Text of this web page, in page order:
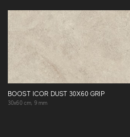
BOOST ICOR DUST 30X60 GRIP
30x60 cm, 9 mm